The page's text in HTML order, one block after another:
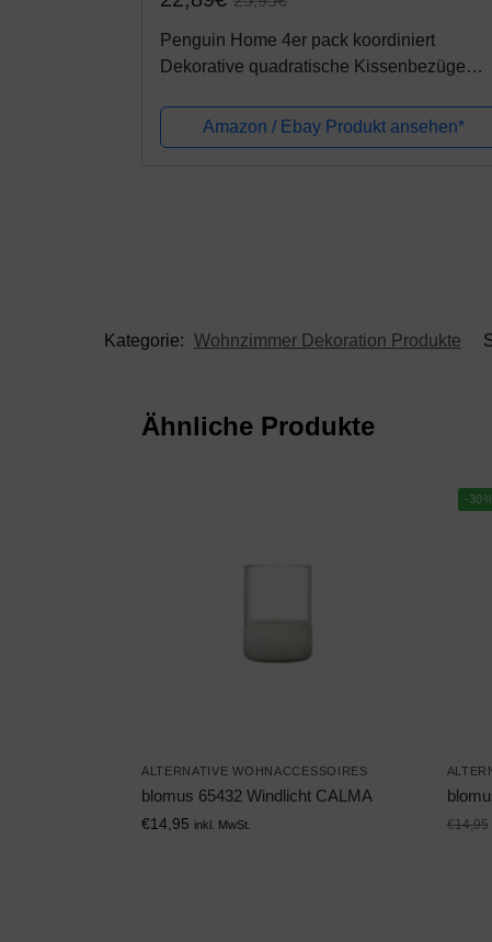
Penguin Home 4er pack koordiniert
Dekorative quadratische Kissenbezüge
Wohnzimmer-Sofa, Schlafzimmer mit
unsichtbarem...
Amazon / Ebay Produkt ansehen*
Kategorie: Wohnzimmer Dekoration Produkte
Ähnliche Produkte
ALTERNATIVE WOHNACCESSOIRES
blomus 65432 Windlicht CALMA
€14,95 inkl. MwSt.
-30%
€14,95